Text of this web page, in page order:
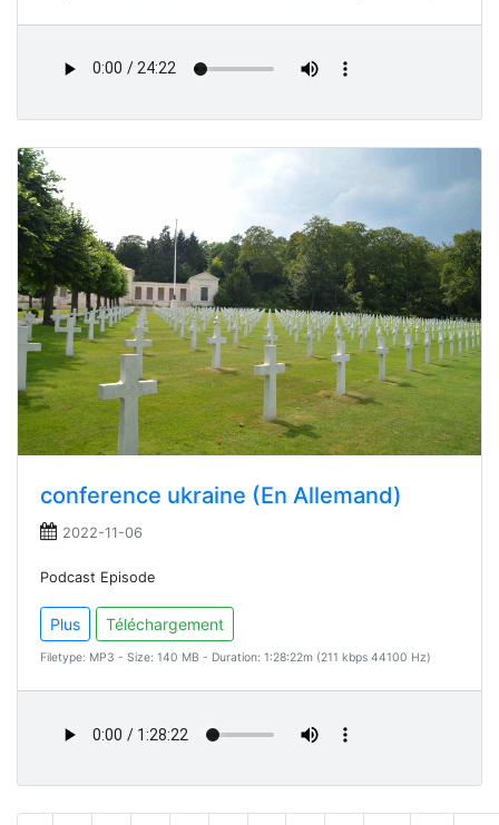
conference ukraine (En Allemand)
2022-11-06
Podcast Episode
Plus Téléchargement
Filetype: MP3 - Size: 140 MB - Duration: 1:28:22m (211 kbps 44100 Hz)